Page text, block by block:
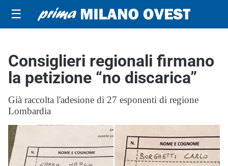
☰
Consiglieri regionali firmano
la petizione “no discarica”
Già raccolta l'adesione di 27 esponenti di regione
Lombardia